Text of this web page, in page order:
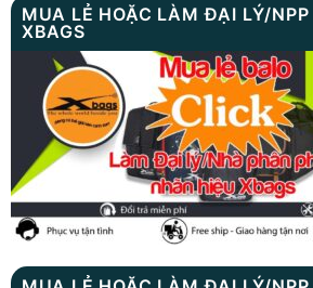
MUA LẺ HOẶC LÀM ĐẠI LÝ/
XBAGS